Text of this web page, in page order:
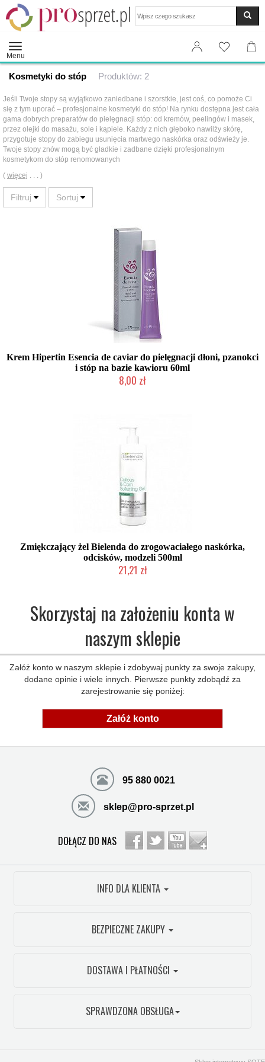
Menu
Kosmetyki do stóp Produktów: 2
Jeśli Twoje stopy są wyjątkowo zaniedbane i szorstkie, jest coś, co pomoże Ci
się z tym uporać – profesjonalne kosmetyki do stóp! Na rynku dostępna jest cała
gama dobrych preparatów do pielęgnacji stóp: od kremów, peelingów i masek,
przez olejki do masażu, sole i kąpiele. Każdy z nich głęboko nawilży skórę,
przygotuje stopy do zabiegu usunięcia martwego naskórka oraz odświeży je.
Twoje stopy znów mogą być gładkie i zadbane dzięki profesjonalnym
kosmetykom do stóp renomowanych
( więcej . . . )
Krem Hipertin Esencia de caviar do pielęgnacji dłoni, pzanokci
i stóp na bazie kawioru 60ml
8,00 zł
Zmiękczający żel Bielenda do zrogowaciałego naskórka,
odcisków, modzeli 500ml
21,21 zł
Skorzystaj na założeniu konta w
naszym sklepie
Załóż konto w naszym sklepie i zdobywaj punkty za swoje zakupy,
dodane opinie i wiele innych. Pierwsze punkty zdobądź za
zarejestrowanie się poniżej:
Załóż konto
95 880 0021
sklep@pro-sprzet.pl
DOŁĄCZ DO NAS
INFO DLA KLIENTA
BEZPIECZNE ZAKUPY
DOSTAWA I PŁATNOŚCI
SPRAWDZONA OBSŁUGA